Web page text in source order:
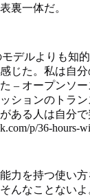
裏一体だ。
デルよりも知
じた。私は自
– オープンソ
ションのトラ
ある人は自分で
p/36-hours-
力を持つ使い
んなことないよ